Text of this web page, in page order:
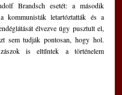
Brandsch esetét: a második
kommunisták letartóztatták és a
élvezve úgy pusztult el,
sem tudják pontosan, hogy hol.
is eltűntek a történelem